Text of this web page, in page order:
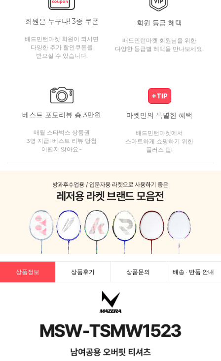
회원은 누구나! 3종 쿠폰
배드민턴마켓 회원이 되시면
다양한 추가 할인쿠폰을
받으실 수 있습니다.
회원 등급 혜택
배드민턴마켓 회원님을 위한
다양한 등급별 혜택을 만나보세요!
베스트 포토리뷰 총 3만원
매월 스타벅스 상품권
3명 지급! 베스트 리뷰 당첨
어렵지 않아요~
마켓만의 특별한 혜택
배드민턴마켓에서
스마트하게 쇼핑하기 위한
플러스 팁!
상품정보 상품후기 상품문의 배송 · 반품 안내